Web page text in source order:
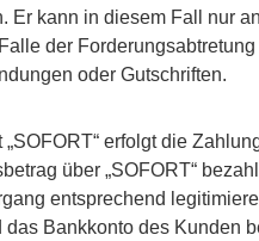
Er kann in diesem Fall nur
der
oder Gutschriften.
erfolgt die
über „SOFORT“
entsprechend
das Bankkonto des Kunden